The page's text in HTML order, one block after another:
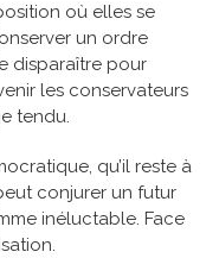
où elles se
un ordre
disparaître pour
les conservateurs
tendu.
qu’il reste à
conjurer un futur
inéluctable. Face